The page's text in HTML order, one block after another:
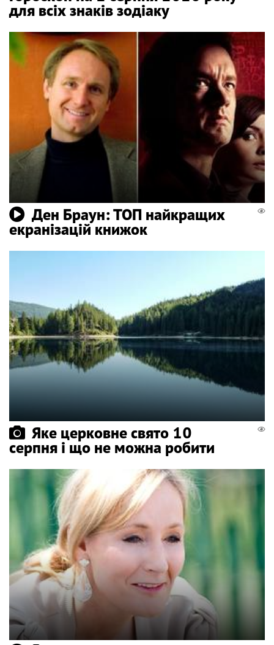
для всіх знаків зодіаку
Ден Браун: ТОП найкращих
екранізацій книжок
Яке церковне свято 10
серпня і що не можна робити